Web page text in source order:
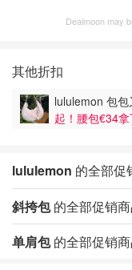
Dealmoon may
其他折扣
lululemon 包
起！腰包€34
lululemon 的全部促
斜挎包的全部促销
单肩包的全部促销